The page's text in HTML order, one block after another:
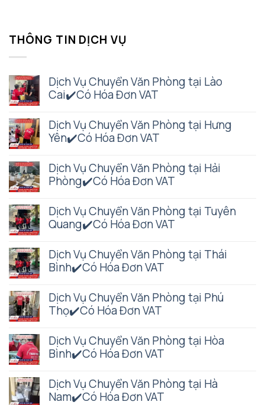
THÔNG TIN DỊCH VỤ
Dịch Vụ Chuyển Văn Phòng tại Lào
Cai✔️Có Hóa Đơn VAT
Dịch Vụ Chuyển Văn Phòng tại Hưng
Yên✔️Có Hóa Đơn VAT
Dịch Vụ Chuyển Văn Phòng tại Hải
Phòng✔️Có Hóa Đơn VAT
Dịch Vụ Chuyển Văn Phòng tại Tuyên
Quang✔️Có Hóa Đơn VAT
Dịch Vụ Chuyển Văn Phòng tại Thái
Bình✔️Có Hóa Đơn VAT
Dịch Vụ Chuyển Văn Phòng tại Phú
Thọ✔️Có Hóa Đơn VAT
Dịch Vụ Chuyển Văn Phòng tại Hòa
Bình✔️Có Hóa Đơn VAT
Dịch Vụ Chuyển Văn Phòng tại Hà
Nam✔️Có Hóa Đơn VAT